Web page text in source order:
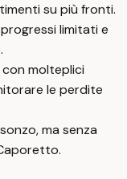
su più fronti.
limitati e
molteplici
le perdite
ma senza